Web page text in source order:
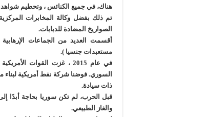
هناك، في جميع الكنائس ، وتحطيم شواهد
تم ذلك بفضل وكالة المخابرات
الصواريخ المضادة للدبابات.
أقسمت العديد من الجماعات
مستعبدات جنسيا ).
في عام 2015 ، غزت القوات
ذات سيادة.
قبل الحرب، لم تكن سوريا بحاجة أبدًا إلى
والغاز الطبيعي.